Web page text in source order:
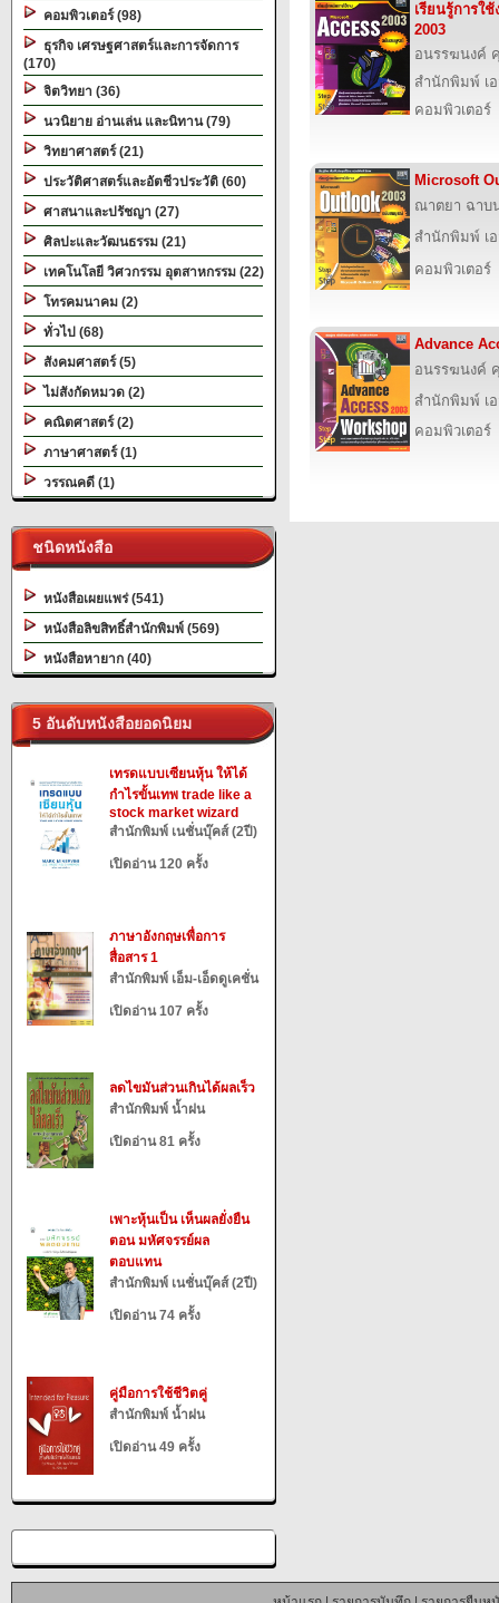
คอมพิวเตอร์ (98)
ธุรกิจ เศรษฐศาสตร์และการจัดการ
(170)
จิตวิทยา (36)
นวนิยาย อ่านเล่น และนิทาน (79)
วิทยาศาสตร์ (21)
ประวัติศาสตร์และอัตชีวประวัติ (60)
ศาสนาและปรัชญา (27)
ศิลปะและวัฒนธรรม (21)
เทคโนโลยี วิศวกรรม อุตสาหกรรม (22)
โทรคมนาคม (2)
ทั่วไป (68)
สังคมศาสตร์ (5)
ไม่สังกัดหมวด (2)
คณิตศาสตร์ (2)
ภาษาศาสตร์ (1)
วรรณคดี (1)
ชนิดหนังสือ
หนังสือเผยแพร่ (541)
หนังสือลิขสิทธิ์สำนักพิมพ์ (569)
หนังสือหายาก (40)
5 อันดับหนังสือยอดนิยม
เทรดแบบเซียนหุ้น ให้ได้
กำไรขั้นเทพ trade like a
stock market wizard
สำนักพิมพ์ เนชั่นบุ๊คส์ (2ปี)
เปิดอ่าน 120 ครั้ง
ภาษาอังกฤษเพื่อการ
สื่อสาร 1
สำนักพิมพ์ เอ็ม-เอ็ดดูเคชั่น
เปิดอ่าน 107 ครั้ง
ลดไขมันส่วนเกินได้ผลเร็ว
สำนักพิมพ์ น้ำฝน
เปิดอ่าน 81 ครั้ง
เพาะหุ้นเป็น เห็นผลยั่งยืน
ตอน มหัศจรรย์ผล
ตอบแทน
สำนักพิมพ์ เนชั่นบุ๊คส์ (2ปี)
เปิดอ่าน 74 ครั้ง
คู่มือการใช้ชีวิตคู่
สำนักพิมพ์ น้ำฝน
เปิดอ่าน 49 ครั้ง
เรียนรู้การใ
2003
อนรรฆนงค์
สำนักพิมพ์ เ
คอมพิวเตอร์
Microsoft
ณาตยา ฉาบ
สำนักพิมพ์ เ
คอมพิวเตอร์
Advance
อนรรฆนงค์
สำนักพิมพ์ เ
คอมพิวเตอร์